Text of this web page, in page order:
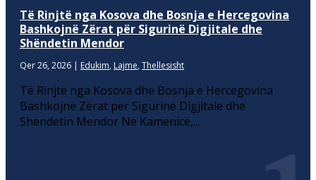
Të Rinjtë nga Kosova dhe Bosnja e Hercegovina
Bashkojnë Zërat për Sigurinë Digjitale dhe
Shëndetin Mendor
Qer 26, 2026 | Edukim, Lajme, Thellesisht
Të Rinjtë nga Kosova dhe Bosnja e Hercegovina
Bashkojnë Zërat për Sigurinë Digjitale dhe
Shëndetin Mendor Në Kamenicë,...